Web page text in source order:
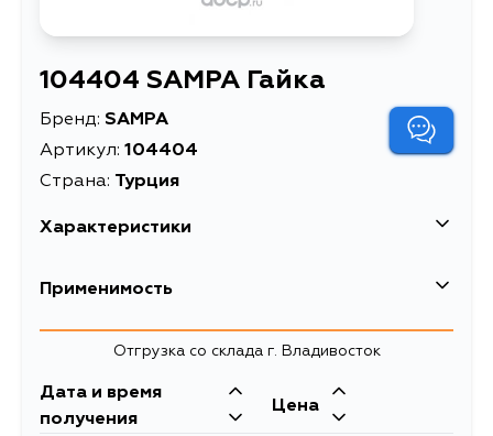
104404 SAMPA Гайка
Бренд: SAMPA
Артикул: 104404
Страна: Турция
Характеристики
EAN-13
Применимость
Отгрузка со склада г. Владивосток
Дата и время
получения
Цена